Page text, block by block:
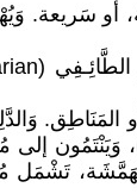
سَريعة.
أو
إلى
المُهَمَّشَة،